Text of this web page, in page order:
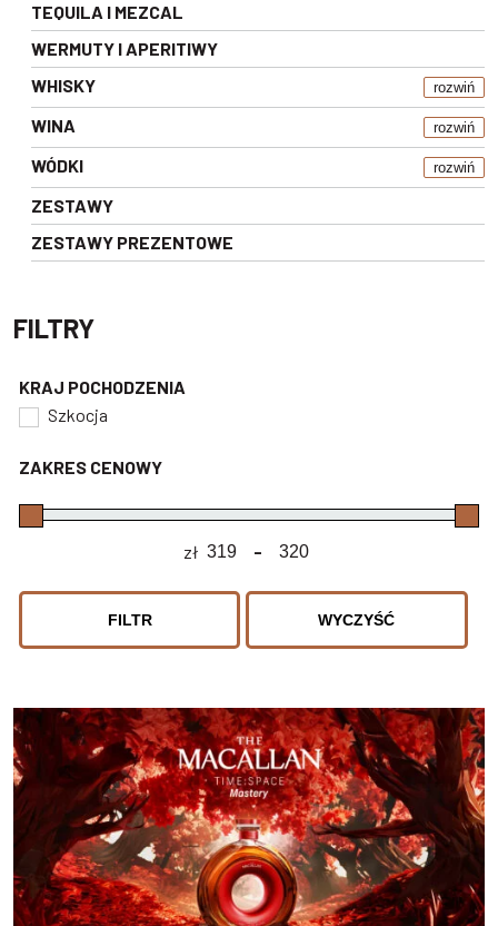
TEQUILA I MEZCAL
WERMUTY I APERITIWY
WHISKY
rozwiń
WINA rozwiń
WÓDKI rozwiń
ZESTAWY
ZESTAWY PREZENTOWE
FILTRY
KRAJ POCHODZENIA
Szkocja
ZAKRES CENOWY
zł Minimum Price
-
Maximum Price
FILTR WYCZYŚĆ